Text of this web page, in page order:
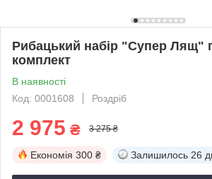
Рибацький набір "Супер Лящ"
комплект
В наявності
Код: 0001608
Роздріб
2 975 ₴ 3 275 ₴
Економія 300 ₴ Залишилось 26